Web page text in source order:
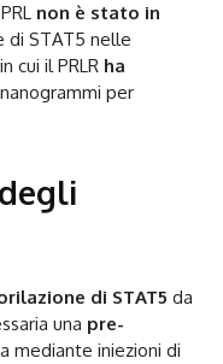
non è stato in
di STAT5 nelle
cui il PRLR ha
per
di STAT5 da
una pre-
mediante iniezioni di